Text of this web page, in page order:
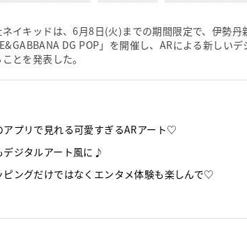
イキッドは、6月8日(火)までの期間限定で、伊勢丹
DG POP」を開催し、ARによる新しい
とを発表した。
アプリで見れる可愛すぎるARアート♡
デジタルアート風に♪
ピングだけではなくエンタメ体験も楽しんで♡